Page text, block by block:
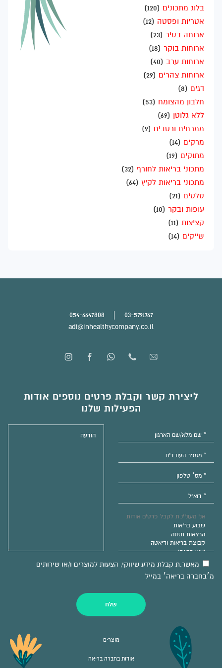
בלוג מתכונים (120)
אטריות ופסטה (12)
ארוחה בסיר (23)
ארוחות בוקר (18)
ארוחות ערב (40)
ארוחות צהרים (29)
דגים (8)
חלבון מהצומח (53)
ללא גלוטן (69)
ממרחים ורטבים (9)
מרקים (14)
מתוקים (19)
מתכוני בריאות לחורף (32)
מתכוני בריאות לקיץ (64)
סלטים (21)
עופות ובקר (10)
קציצות (11)
שייקים (14)
03-5791767
054-6647808
adi@inhealthycompany.co.il
ליצירת קשר וקבלת פרטים נוספים אודות
הפעילות שלנו
מאשר.ת קבלת מידע שיווקי, הצעות למוצרים ו/או שירותים
מ׳בחברה בריאה׳ במייל
שלח
מוצרים
אודות בחברה בריאה